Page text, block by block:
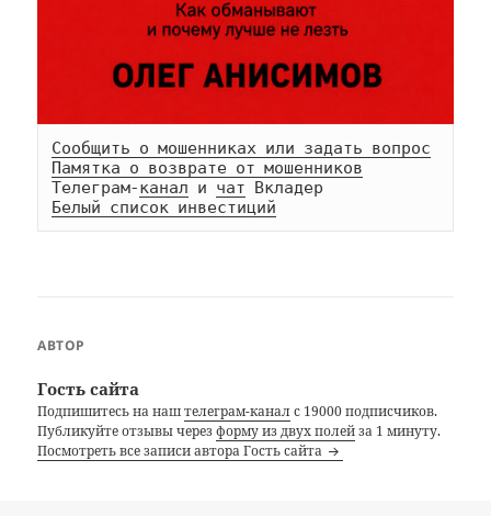
Сообщить о мошенниках или задать вопрос
Памятка о возврате от мошенников
Телеграм-канал и чат
Белый список инвестиций
АВТОР
Гость сайта
Подпишитесь на наштелеграм-каналс 19000 подписчиков.
Публикуйте отзывы черезформу из двух полейза 1 минуту.
Посмотреть все записи автора Гость сайта